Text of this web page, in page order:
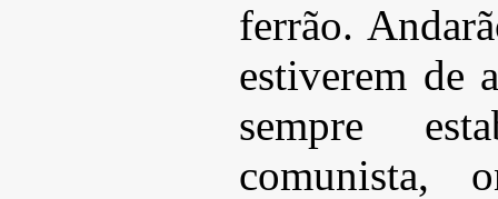
ferrão.
estiverem de
sempre
comunista,